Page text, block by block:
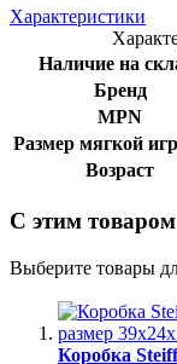
Характеристики
Наличие на
Бренд
MPN
Размер мягкой
Возраст
С этим
Выберите товары
Коробка